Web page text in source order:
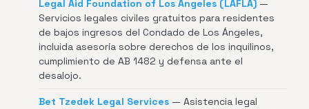
Legal Aid Foundation of Los Angeles (LAFLA) —
Servicios legales civiles gratuitos para residentes
de bajos ingresos del Condado de Los Ángeles,
incluida asesoría sobre derechos de los inquilinos,
cumplimiento de AB 1482 y defensa ante el
desalojo.
Bet Tzedek Legal Services — Asistencia legal